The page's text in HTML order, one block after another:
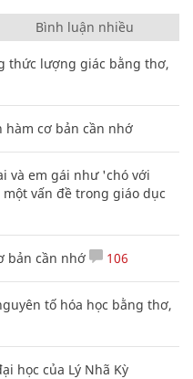
Bình luận nhiều
thức lượng giác bằng thơ,
hàm cơ bản cần nhớ
và em gái như 'chó với
vấn đề trong giáo dục
bản cần nhớ 106
tố hóa học bằng thơ,
học của Lý Nhã Kỳ